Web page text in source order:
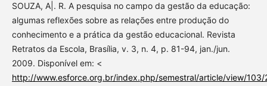
SOUZA, A|. R. A pesquisa no campo da gestão da educação:
algumas reflexões sobre as relações entre produção do
conhecimento e a prática da gestão educacional. Revista
Retratos da Escola, Brasília, v. 3, n. 4, p. 81-94, jan./jun.
2009. Disponível em: <
http://www.esforce.org.br/index.php/semestral/article/view/103/